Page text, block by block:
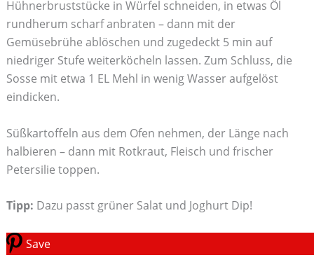
Hühnerbruststücke in Würfel schneiden, in etwas Öl
rundherum scharf anbraten – dann mit der
Gemüsebrühe ablöschen und zugedeckt 5 min auf
niedriger Stufe weiterköcheln lassen. Zum Schluss, die
Sosse mit etwa 1 EL Mehl in wenig Wasser aufgelöst
eindicken.
Süßkartoffeln aus dem Ofen nehmen, der Länge nach
halbieren – dann mit Rotkraut, Fleisch und frischer
Petersilie toppen.
Tipp: Dazu passt grüner Salat und Joghurt Dip!
Save